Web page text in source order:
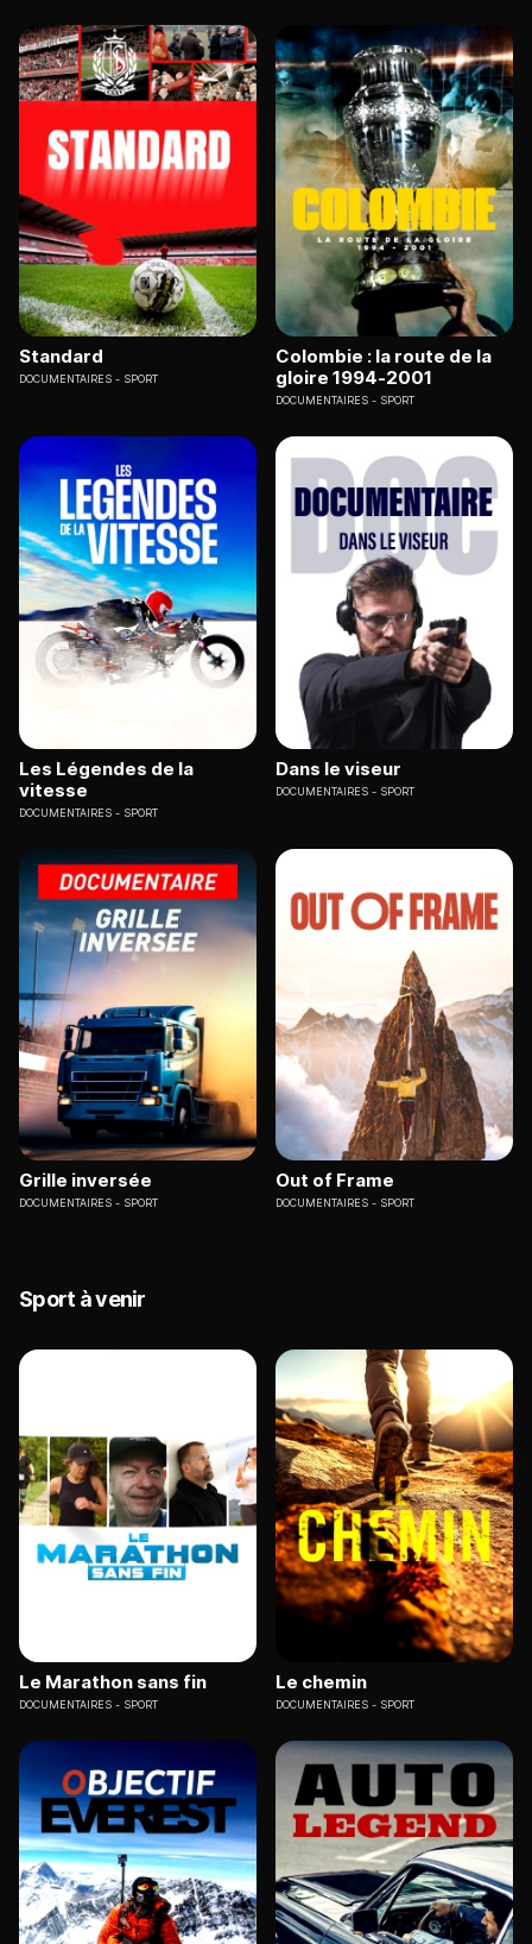
Standard
DOCUMENTAIRES SPORT
Colombie : la route de la
gloire 1994-2001
DOCUMENTAIRES SPORT
Les Légendes de la
vitesse
DOCUMENTAIRES SPORT
Dans le viseur
DOCUMENTAIRES SPORT
Grille inversée
DOCUMENTAIRES SPORT
Out of Frame
DOCUMENTAIRES SPORT
Sport à venir
Le Marathon sans fin
DOCUMENTAIRES SPORT
Le chemin
DOCUMENTAIRES SPORT